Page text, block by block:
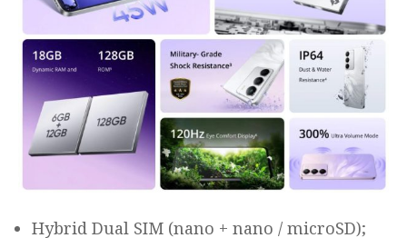
Hybrid Dual SIM (nano + nano / microSD);